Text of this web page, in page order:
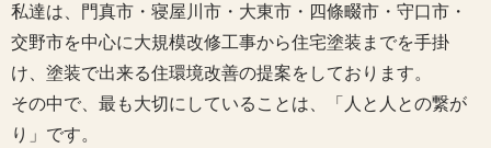
私達は、門真市・寝屋川市・大東市・四條畷市・守口市・
交野市を中心に大規模改修工事から住宅塗装までを手掛
け、塗装で出来る住環境改善の提案をしております。
その中で、最も大切にしていることは、「人と人との繋が
り」です。